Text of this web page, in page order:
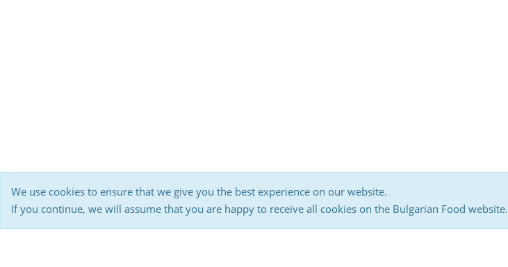
We use cookies to ensure that we give you the best experience on our website.
If you continue, we will assume that you are happy to receive all cookies on the Bulgarian Food website.